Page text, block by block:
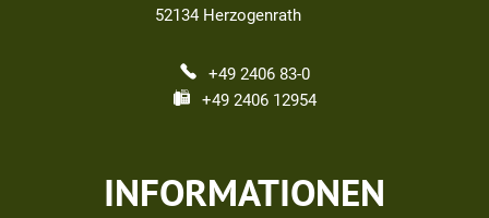
52134 Herzogenrath
+49 2406 83-0
+49 2406 12954
INFORMATIONEN